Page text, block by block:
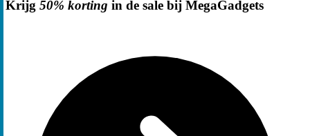
Krijg 50% korting in de sale bij MegaGadgets